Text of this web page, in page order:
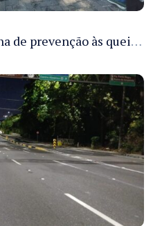
Manaus lança campanha de prevenção às queimadas no verão amazônico com comitê integrado